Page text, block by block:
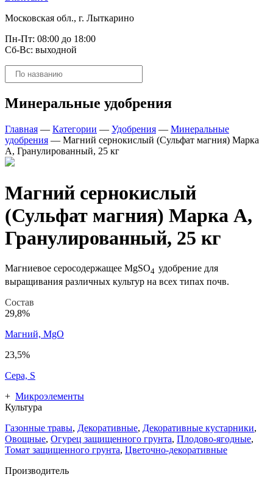
Московская обл., г. Лыткарино
Пн-Пт: 08:00 до 18:00
Сб-Вс: выходной
Поиск
товаров
Минеральные удобрения
Главная — Категории — Удобрения — Минеральные
удобрения — Магний сернокислый (Сульфат магния) Марка
А, Гранулированный, 25 кг
Магний сернокислый
(Сульфат магния) Марка А,
Гранулированный, 25 кг
Магниевое серосодержащее MgSO4 удобрение для
выращивания различных культур на всех типах почв.
Состав
29,8%
Магний, MgO
23,5%
Сера, S
+ Микроэлементы
Культура
Газонные травы, Декоративные, Декоративные кустарники,
Овощные, Огурец защищенного грунта, Плодово-ягодные,
Томат защищенного грунта, Цветочно-декоративные
Производитель